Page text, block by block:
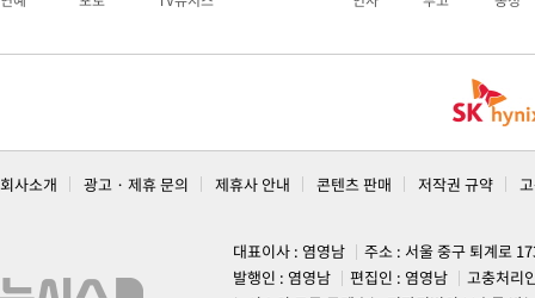
회사소개 광고 · 제휴 문의 제휴사 안내 콘텐츠 판매 저작권 규약
대표이사 : 염영남
주소 : 서울 중구 퇴계로
발행인 : 염영남
편집인 : 염영남
고충처리